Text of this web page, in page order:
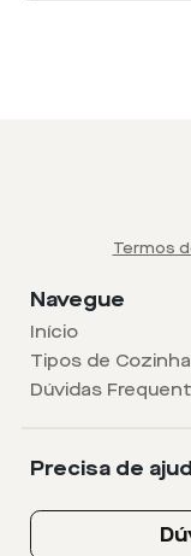
Termos
Navegue
Início
Tipos de Cozinha
Dúvidas
Precisa de